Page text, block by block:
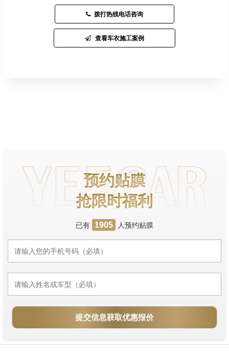
拨打热线电话咨询
查看车衣施工案例
预约贴膜
抢限时福利
已有 1905 人预约贴膜
提交信息获取优惠报价